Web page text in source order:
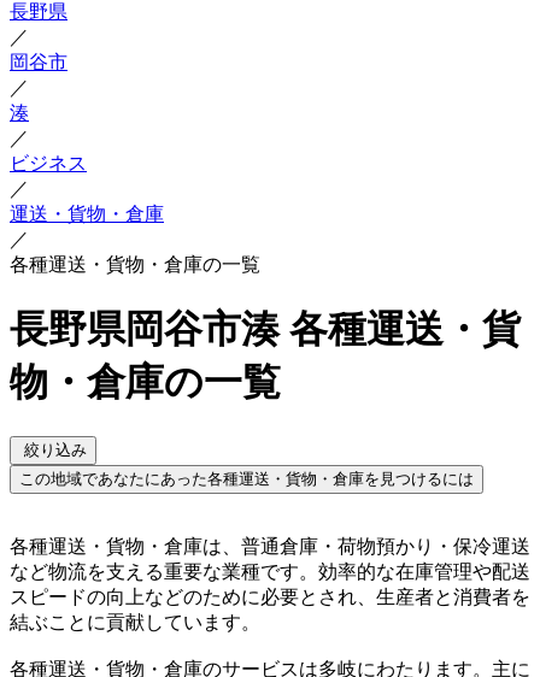
長野県
／
岡谷市
／
湊
／
ビジネス
／
運送・貨物・倉庫
／
各種運送・貨物・倉庫の一覧
長野県岡谷市湊 各種運送・貨
物・倉庫の一覧
絞り込み
この地域であなたにあった各種運送・貨物・倉庫を見つけるには
各種運送・貨物・倉庫は、普通倉庫・荷物預かり・保冷運送
など物流を支える重要な業種です。効率的な在庫管理や配送
スピードの向上などのために必要とされ、生産者と消費者を
結ぶことに貢献しています。
各種運送・貨物・倉庫のサービスは多岐にわたります。主に